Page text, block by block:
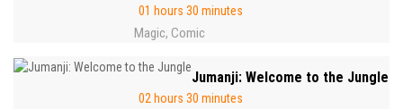
01 hours 30 minutes
Magic, Comic
Jumanji: Welcome to the Jungle
02 hours 30 minutes